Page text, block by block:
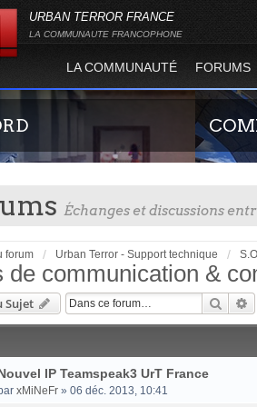
URBAN TERROR FRANCE
LA COMMUNAUTE FRANCOPHONE
LA COMMUNAUTÉ FORUMS
nous sur le discord Urban Terror
Guide
site
serveurs
Échanges et discussions
forum Urban Terror - Support technique
de communication &
Sujet
IP Teamspeak3 UrT France
xMiNeFr » 06 déc. 2013, 10:41